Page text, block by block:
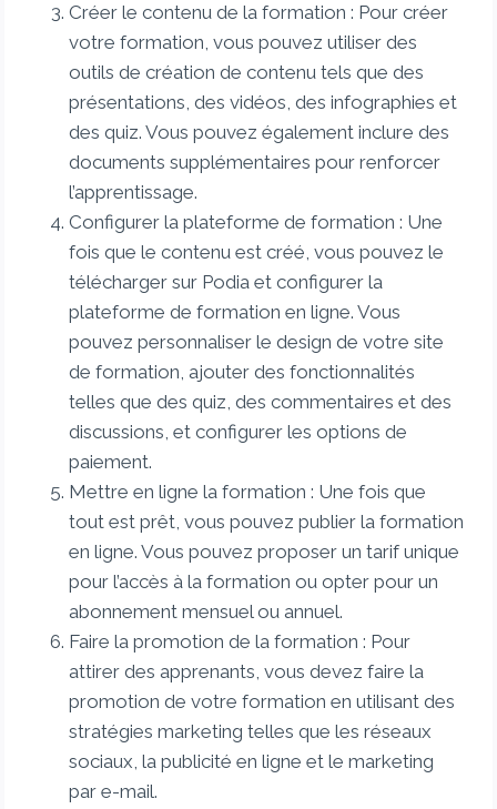
Créer le contenu de la formation : Pour créer
votre formation, vous pouvez utiliser des
outils de création de contenu tels que des
présentations, des vidéos, des infographies et
des quiz. Vous pouvez également inclure des
documents supplémentaires pour renforcer
l’apprentissage.
Configurer la plateforme de formation : Une
fois que le contenu est créé, vous pouvez le
télécharger sur Podia et configurer la
plateforme de formation en ligne. Vous
pouvez personnaliser le design de votre site
de formation, ajouter des fonctionnalités
telles que des quiz, des commentaires et des
discussions, et configurer les options de
paiement.
Mettre en ligne la formation : Une fois que
tout est prêt, vous pouvez publier la formation
en ligne. Vous pouvez proposer un tarif unique
pour l’accès à la formation ou opter pour un
abonnement mensuel ou annuel.
Faire la promotion de la formation : Pour
attirer des apprenants, vous devez faire la
promotion de votre formation en utilisant des
stratégies marketing telles que les réseaux
sociaux, la publicité en ligne et le marketing
par e-mail.